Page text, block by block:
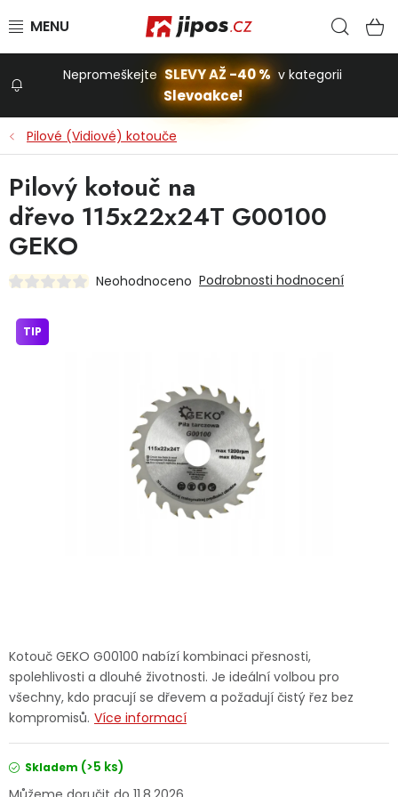
Stavba a dům
Dílna
Autodoplňky
Výprodej
Značky
Nepromeškejte SLEVY AŽ -40 % v kategorii
Slevoakce!
Pilové (Vidiové) kotouče
Kotouč GEKO G00100 nabízí kombinaci přesnosti,
spolehlivosti a dlouhé životnosti. Je ideální volbou pro
všechny, kdo pracují se dřevem a požadují čistý řez bez
kompromisů. Více informací
Skladem (>5 ks)
Pilový kotouč na
dřevo 115x22x24T G00100
GEKO
Neohodnoceno Podrobnosti hodnocení
TIP